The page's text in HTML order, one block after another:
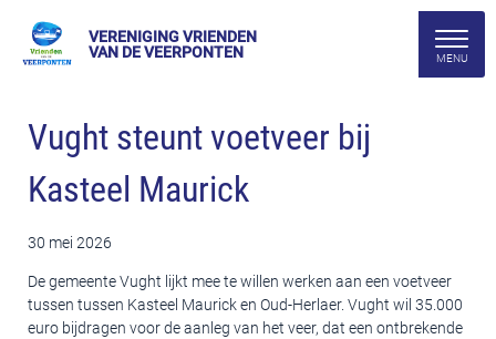
VERENIGING VRIENDEN
VAN DE VEERPONTEN
Vught steunt voetveer bij
Kasteel Maurick
30 mei 2026
De gemeente Vught lijkt mee te willen werken aan een voetveer
tussen tussen Kasteel Maurick en Oud-Herlaer. Vught wil 35.000
euro bijdragen voor de aanleg van het veer, dat een ontbrekende